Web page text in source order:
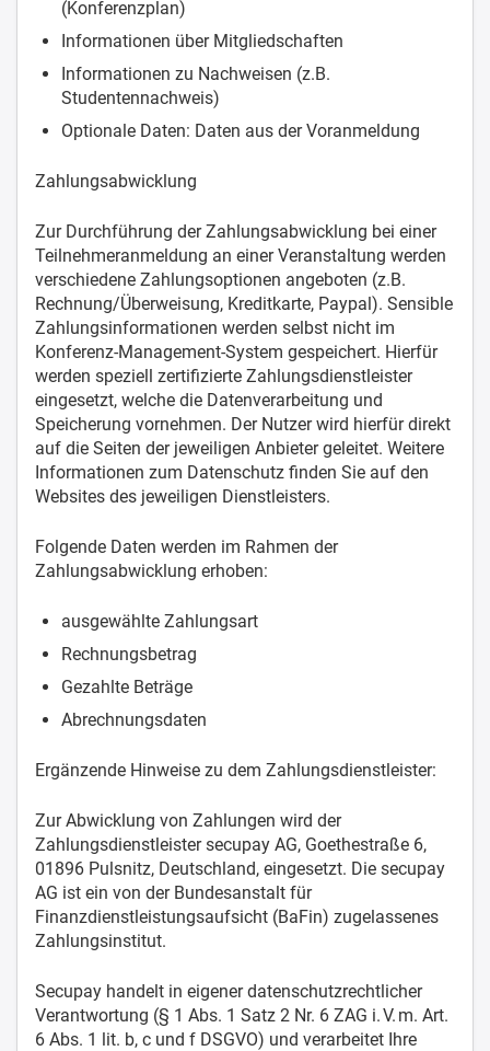
(Konferenzplan)
Informationen über Mitgliedschaften
Informationen zu Nachweisen (z.B.
Studentennachweis)
Optionale Daten: Daten aus der Voranmeldung
Zahlungsabwicklung
Zur Durchführung der Zahlungsabwicklung bei einer
Teilnehmeranmeldung an einer Veranstaltung werden
verschiedene Zahlungsoptionen angeboten (z.B.
Rechnung/Überweisung, Kreditkarte, Paypal). Sensible
Zahlungsinformationen werden selbst nicht im
Konferenz-Management-System gespeichert. Hierfür
werden speziell zertifizierte Zahlungsdienstleister
eingesetzt, welche die Datenverarbeitung und
Speicherung vornehmen. Der Nutzer wird hierfür direkt
auf die Seiten der jeweiligen Anbieter geleitet. Weitere
Informationen zum Datenschutz finden Sie auf den
Websites des jeweiligen Dienstleisters.
Folgende Daten werden im Rahmen der
Zahlungsabwicklung erhoben:
ausgewählte Zahlungsart
Rechnungsbetrag
Gezahlte Beträge
Abrechnungsdaten
Ergänzende Hinweise zu dem Zahlungsdienstleister:
Zur Abwicklung von Zahlungen wird der
Zahlungsdienstleister secupay AG, Goethestraße 6,
01896 Pulsnitz, Deutschland, eingesetzt. Die secupay
AG ist ein von der Bundesanstalt für
Finanzdienstleistungsaufsicht (BaFin) zugelassenes
Zahlungsinstitut.
Secupay handelt in eigener datenschutzrechtlicher
Verantwortung (§ 1 Abs. 1 Satz 2 Nr. 6 ZAG i. V. m. Art.
6 Abs. 1 lit. b, c und f DSGVO) und verarbeitet Ihre